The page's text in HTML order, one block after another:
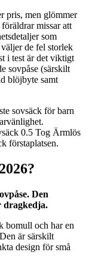
pris, men glömmer
missar att
som
de fel storlek
i test är det viktigt
sovpåse (särskilt
blöjbyte samt
sovsäck för barn
0.5 Tog Ärmlös
förstaplatsen.
Den
dragkedja.
bomull och har en
är särskilt
design för små